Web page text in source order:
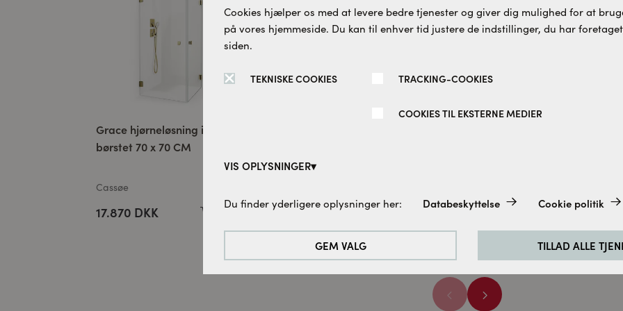
Cookies hjælper os med at levere bedre tjenester og giver dig mulighed for at
på vores hjemmeside. Du kan til enhver tid justere de indstillinger, du har
siden.
TEKNISKE COOKIES TRACKING-COOKIES
COOKIES TIL EKSTERNE MEDIER
VIS OPLYSNINGER
Tekniske cookies:
Disse cookies er altid aktiveret, da de er absolut nødvendige for de
denne hjemmeside.
Tracking-cookies:
For løbende at forbedre vores hjemmeside analyserer vi de besøgendes adfærd.
bruger vi sporingscookies til Google Analytics (delvist via Google Tag Manager).
Du finder yderligere oplysninger her: Databeskyttelse Cookie politik
GEM VALG TILLAD ALLE
Grace hjørneløsning isglas
børstet 70 x 70 CM
Cassøe
17.870 DKK
ramme 98,5 x 98,5 CM
12.870 DKK 2.645 DKK